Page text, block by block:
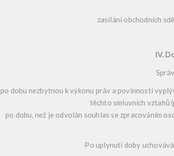
zasílání obchodních
IV.
po dobu nezbytnou k výkonu práv a povinností
těchto smluvních vztahů
po dobu, než je odvolán souhlas se zpracováním
Po uplynutí doby